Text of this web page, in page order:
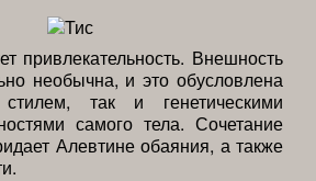
привлекательность. Внешность
необычна, и это обусловлена
так и генетическими
самого тела. Сочетание
Алевтине обаяния, а также